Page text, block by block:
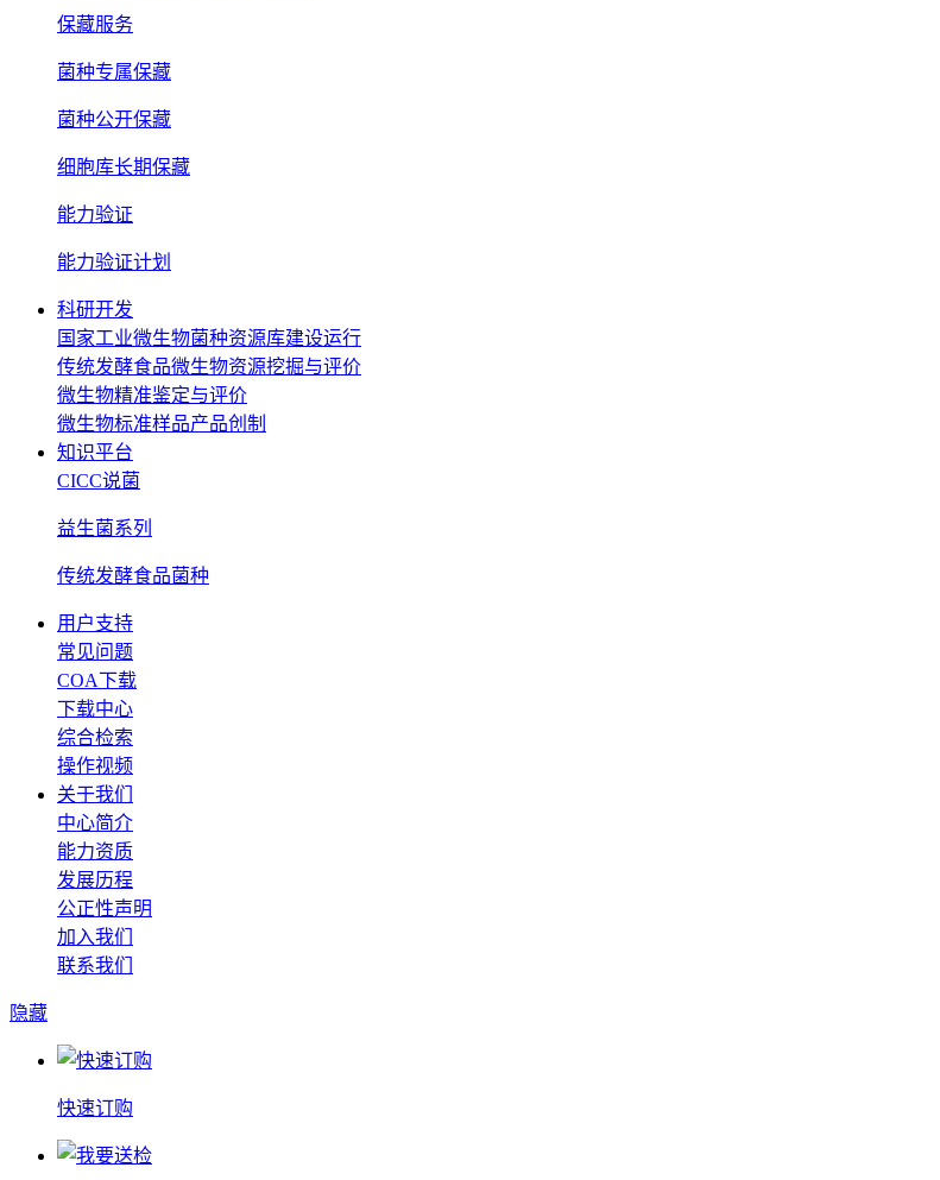
保藏服务
菌种专属保藏
菌种公开保藏
细胞库长期保藏
能力验证
能力验证计划
科研开发
国家工业微生物菌种资源库建设运行
传统发酵食品微生物资源挖掘与评价
微生物精准鉴定与评价
微生物标准样品产品创制
知识平台
CICC说菌
益生菌系列
传统发酵食品菌种
用户支持
常见问题
COA下载
下载中心
综合检索
操作视频
关于我们
中心简介
能力资质
发展历程
公正性声明
加入我们
联系我们
隐藏
快速订购